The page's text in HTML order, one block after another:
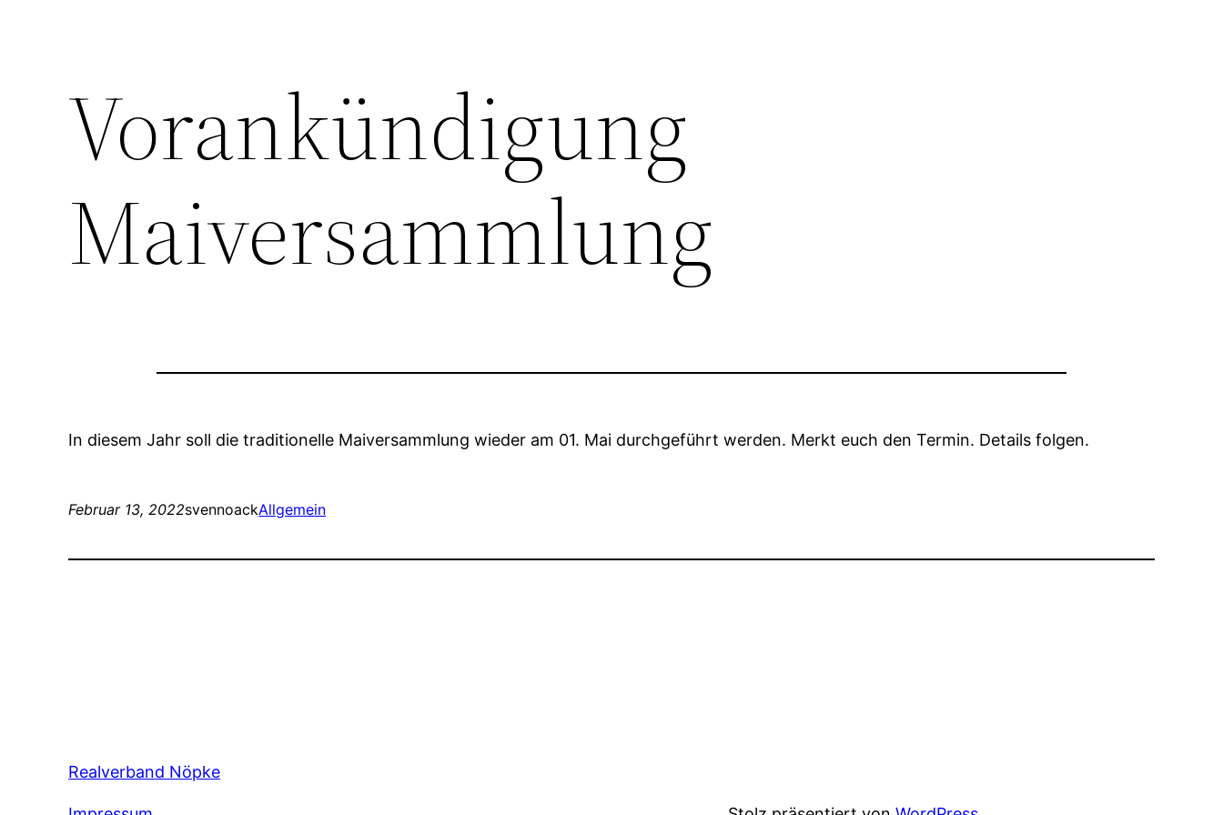
Vorankündigung
Maiversammlung
In diesem Jahr soll die traditionelle Maiversammlung wieder am 01. Mai durchgeführt werden. Merkt euch den Termin. Details folgen.
Februar 13, 2022svennoackAllgemein
Realverband Nöpke